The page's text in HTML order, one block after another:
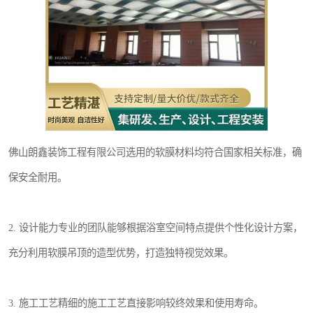
佛山朗鑫装饰工程有限公司选用的软膜材料均符合国家相关标准，确
保安全耐用。
2. 设计能力专业的团队能够根据浴室空间特点提供个性化设计方案，
充分利用软膜吊顶的造型优势，打造独特视觉效果。
3. 施工工艺精细的施工工艺直接影响较终效果和使用寿命。